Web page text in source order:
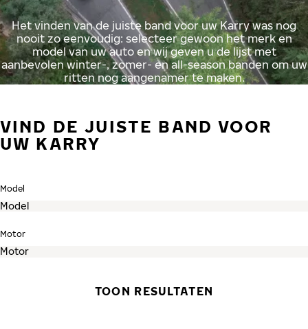
Het vinden van de juiste band voor uw Karry was nog
nooit zo eenvoudig: selecteer gewoon het merk en
model van uw auto en wij geven u de lijst met
aanbevolen winter-, zomer- en all-season banden om uw
ritten nog aangenamer te maken.
VIND DE JUISTE BAND VOOR
UW KARRY
Model
Motor
TOON RESULTATEN